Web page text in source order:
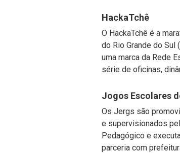
HackaTchê
O HackaTchê é a
do Rio Grande do
uma marca da Rede
série de oficinas,
Jogos Escolares
Os Jergs são
e supervisionados
Pedagógico e
parceria com